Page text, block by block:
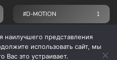
#D-MOTION 1
комплектующие
наилучшего представления
использовать сайт, мы
Вас это устраивает.